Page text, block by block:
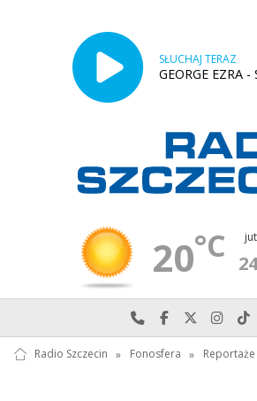
SŁUCHAJ TERAZ
GEORGE EZRA
20°C 24
Najlepiej po prostu
Odwiedź nas
Odwiedź
Radio Szczecin » Fonosfera » Reportaże